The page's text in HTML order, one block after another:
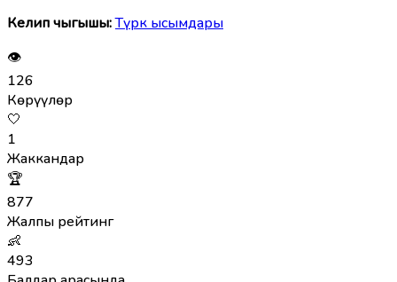
Келип чыгышы:Түрк ысымдары
👁
126
Көрүүлөр
🤍
1
Жаккандар
🏆
877
Жалпы рейтинг
👶
493